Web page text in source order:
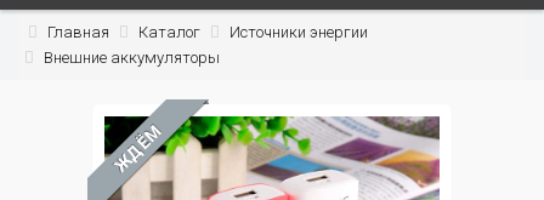
Главная Каталог
Источники энергии
Внешние аккумуляторы
ЖДЁМ